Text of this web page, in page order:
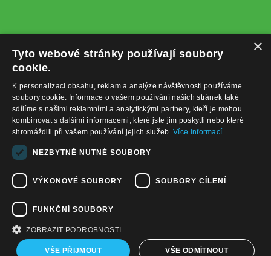
+420732122225
obchod@baterie-nabijecka.cz
Navigace
Úvodní strana
Nákupní košík
Kontaktní informace
×
Tyto webové stránky používají soubory
cookie.
K personalizaci obsahu, reklam a analýze návštěvnosti používáme
soubory cookie. Informace o vašem používání našich stránek také
sdílíme s našimi reklamními a analytickými partnery, kteří je mohou
kombinovat s dalšími informacemi, které jste jim poskytli nebo které
shromáždili při vašem používání jejich služeb.Více informací
NEZBYTNĚ NUTNÉ SOUBORY
VÝKONOVÉ SOUBORY SOUBORY CÍLENÍ
FUNKČNÍ SOUBORY
ZOBRAZIT PODROBNOSTI
VŠE PŘIJMOUT VŠE ODMÍTNOUT